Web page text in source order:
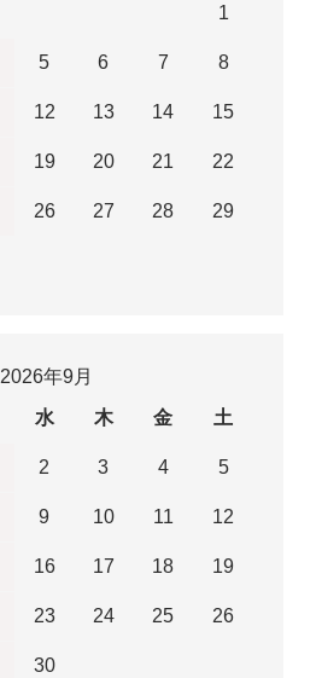
1
5 6 7 8
12 13 14 15
19 20 21 22
26 27 28 29
2026年9月
水 木 金 土
2 3 4 5
9 10 11 12
16 17 18 19
23 24 25 26
30